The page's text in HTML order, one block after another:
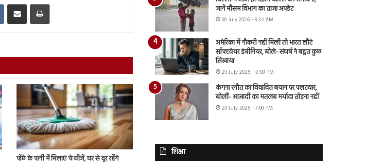
VKontakteShare via Email Print
पोंछे के पानी में मिलाएं ये चीजें, घर से दूर रहेंगे
जानें मौसम विभाग का ताजा अपडेट
30 July 2026 - 9:34 AM
अमेरिका में नौकरी नहीं मिली तो भारत लौटे
सॉफ्टवेयर इंजीनियर, बोले- संघर्ष ने बहुत कुछ
सिखाया
29 July 2026 - 8:00 PM
कंगना रनौत का विवादित बयान पर पलटवार,
बोलीं- आजादी का मतलब मर्यादा तोड़ना नहीं
29 July 2026 - 7:00 PM
शिक्षा